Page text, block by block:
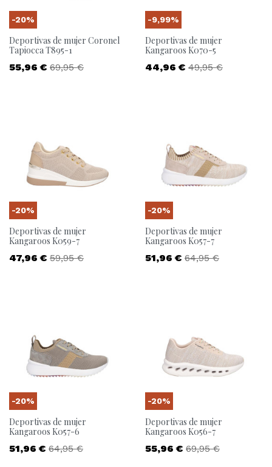
Deportivas de mujer Coronel
Tapiocca T895-1
Precio
55,96 € Precio base
69,95 €
-20%
Deportivas de mujer
Kangaroos K070-5
Precio
44,96 € Precio base
49,95 €
-9,99%
Deportivas de mujer
Kangaroos K059-7
Precio
47,96 € Precio base
59,95 €
-20%
Deportivas de mujer
Kangaroos K057-7
Precio
51,96 € Precio base
64,95 €
-20%
Deportivas de mujer
Kangaroos K057-6
Precio
51,96 € Precio base
64,95 €
-20%
Deportivas de mujer
Kangaroos K056-7
Precio
55,96 € Precio base
69,95 €
-20%